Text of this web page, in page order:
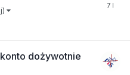
dożywotnie